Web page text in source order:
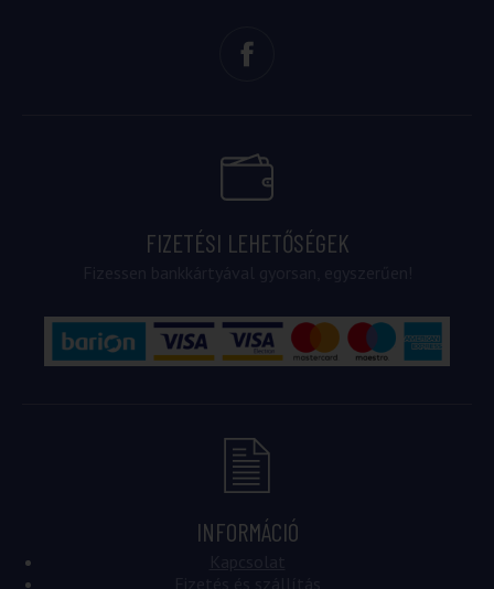
FIZETÉSI LEHETŐSÉGEK
INFORMÁCIÓ